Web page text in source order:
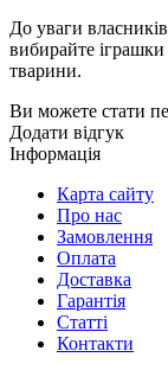
До уваги
вибирайте іграшки
тварини.
Ви можете стати
Додати відгук
Інформація
Карта сайту
Про нас
Замовлення
Оплата
Доставка
Гарантія
Статті
Контакти